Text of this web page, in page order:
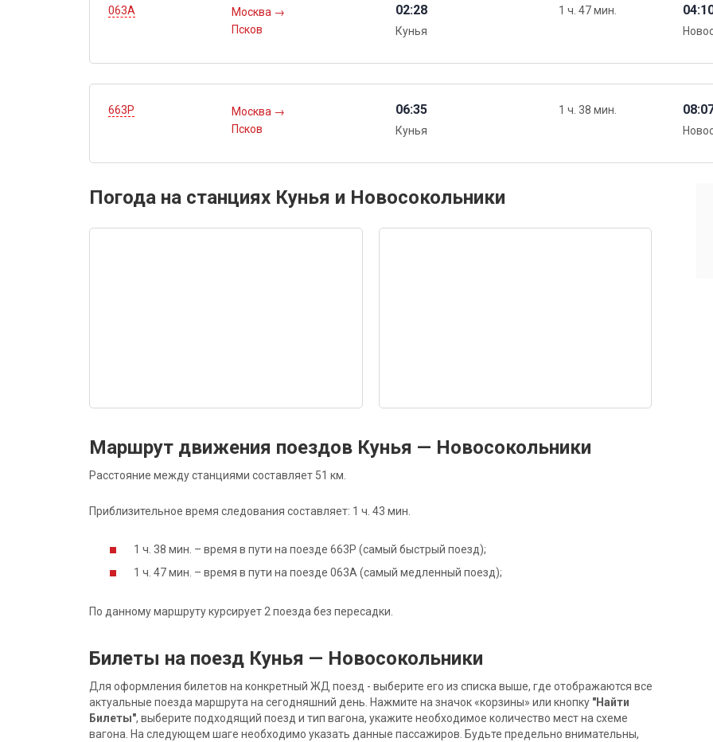
063А Москва →
Псков
02:28
Кунья
1 ч. 47 мин.
663Р Москва →
Псков
06:35
Кунья
1 ч. 38 мин.
Погода на станциях Кунья и Новосокольники
Маршрут движения поездов Кунья — Новосокольники
Расстояние между станциями составляет 51 км.
Приблизительное время следования составляет: 1 ч. 43 мин.
1 ч. 38 мин. – время в пути на поезде 663Р (самый быстрый поезд);
1 ч. 47 мин. – время в пути на поезде 063А (самый медленный поезд);
По данному маршруту курсирует 2 поезда без пересадки.
Билеты на поезд Кунья — Новосокольники
Для оформления билетов на конкретный ЖД поезд - выберите его из списка выше, где отображаются все
актуальные поезда маршрута на сегодняшний день. Нажмите на значок «корзины» или кнопку "Найти
Билеты", выберите подходящий поезд и тип вагона, укажите необходимое количество мест на схеме
вагона. На следующем шаге необходимо указать данные пассажиров. Будьте предельно внимательны,